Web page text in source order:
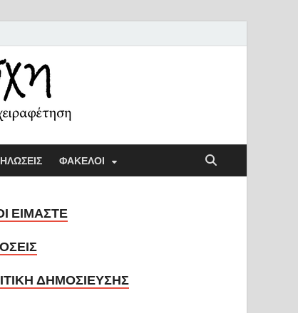
ΦΑΚΕΛΟΙ
ΕΙΜΑΣΤΕ
ΔΗΜΟΣΙΕΥΣΗΣ